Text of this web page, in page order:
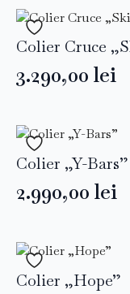
Colier Cruce
3.290,00 lei
Colier „Y-Bars”
2.990,00 lei
Colier „Hope”